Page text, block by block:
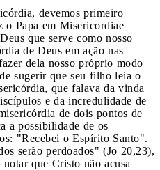
devemos primeiro
o Papa em Misericordiae
que serve como nosso
de Deus em ação nas
dela nosso próprio modo
sugerir que seu filho leia o
que falava da vinda
e da incredulidade de
de dois pontos de
a possibilidade de os
"Recebei o Espírito Santo".
serão perdoados" (Jo 20,23),
que Cristo não acusa